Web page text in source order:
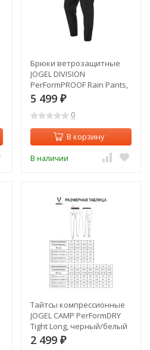
Брюки ветрозащитные
JOGEL DIVISION
PerFormPROOF Rain Pants,
черный (2120644)
5 499 ₽
0
В корзину
В наличии
Тайтсы компрессионные
JOGEL CAMP PerFormDRY
Tight Long, черный/белый
(2128937)
2 499 ₽